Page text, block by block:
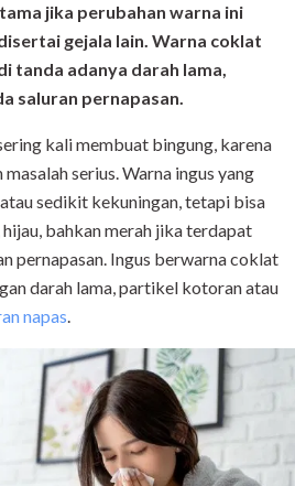
jika perubahan warna ini
gejala lain. Warna coklat
tanda adanya darah lama,
saluran pernapasan.
kali membuat bingung, karena
serius. Warna ingus yang
sedikit kekuningan, tetapi bisa
bahkan merah jika terdapat
pernapasan. Ingus berwarna coklat
darah lama, partikel kotoran atau
napas.